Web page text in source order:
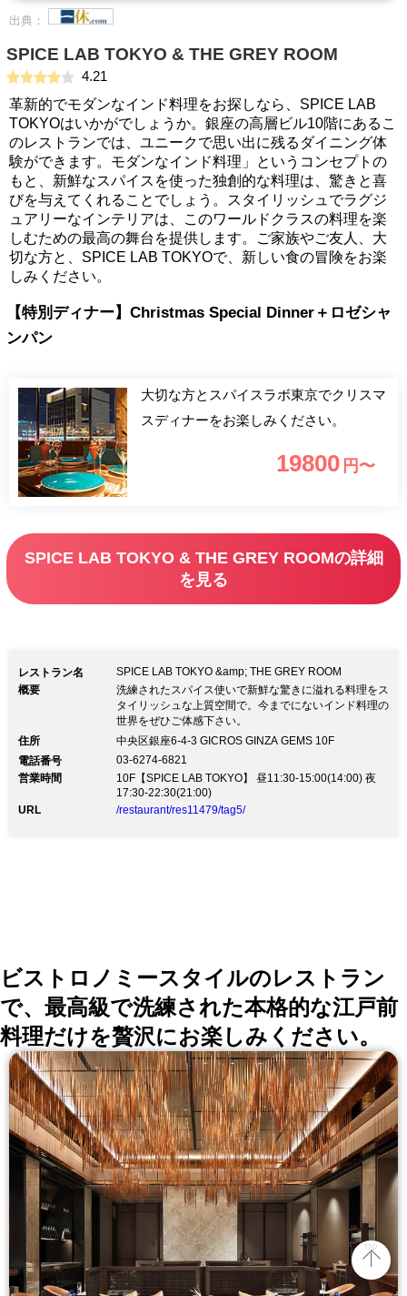
出典：
SPICE LAB TOKYO & THE GREY ROOM
4.21
革新的でモダンなインド料理をお探しなら、SPICE LAB
TOKYOはいかがでしょうか。銀座の高層ビル10階にあるこ
のレストランでは、ユニークで思い出に残るダイニング体
験ができます。モダンなインド料理」というコンセプトの
もと、新鮮なスパイスを使った独創的な料理は、驚きと喜
びを与えてくれることでしょう。スタイリッシュでラグジ
ュアリーなインテリアは、このワールドクラスの料理を楽
しむための最高の舞台を提供します。ご家族やご友人、大
切な方と、SPICE LAB TOKYOで、新しい食の冒険をお楽
しみください。
【特別ディナー】Christmas Special Dinner＋ロゼシャ
ンパン
大切な方とスパイスラボ東京でクリスマ
スディナーをお楽しみください。
19800 円〜
SPICE LAB TOKYO & THE GREY ROOMの詳細
を見る
レストラン名
SPICE LAB TOKYO &amp; THE GREY ROOM
概要
洗練されたスパイス使いで新鮮な驚きに溢れる料理をス
タイリッシュな上質空間で。今までにないインド料理の
世界をぜひご体感下さい。
住所
中央区銀座6-4-3 GICROS GINZA GEMS 10F
電話番号
03-6274-6821
営業時間
10F【SPICE LAB TOKYO】 昼11:30-15:00(14:00) 夜
17:30-22:30(21:00)
URL
/restaurant/res11479/tag5/
ビストロノミースタイルのレストラン
で、最高級で洗練された本格的な江戸前
料理だけを贅沢にお楽しみください。
top